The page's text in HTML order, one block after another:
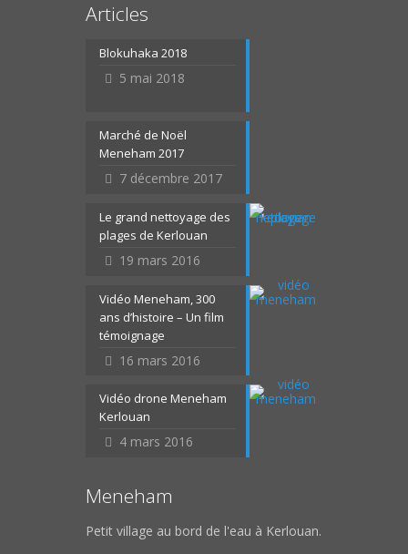
Articles
Blokuhaka 2018
5 mai 2018
Marché de Noël
Meneham 2017
7 décembre 2017
Le grand nettoyage des
plages de Kerlouan
19 mars 2016
Vidéo Meneham, 300
ans d’histoire – Un film
témoignage
16 mars 2016
Vidéo drone Meneham
Kerlouan
4 mars 2016
Meneham
Petit village au bord de l'eau à Kerlouan.